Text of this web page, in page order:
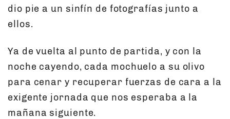
dio pie a un sinfín de fotografías junto a
ellos.
Ya de vuelta al punto de partida, y con la
noche cayendo, cada mochuelo a su olivo
para cenar y recuperar fuerzas de cara a la
exigente jornada que nos esperaba a la
mañana siguiente.